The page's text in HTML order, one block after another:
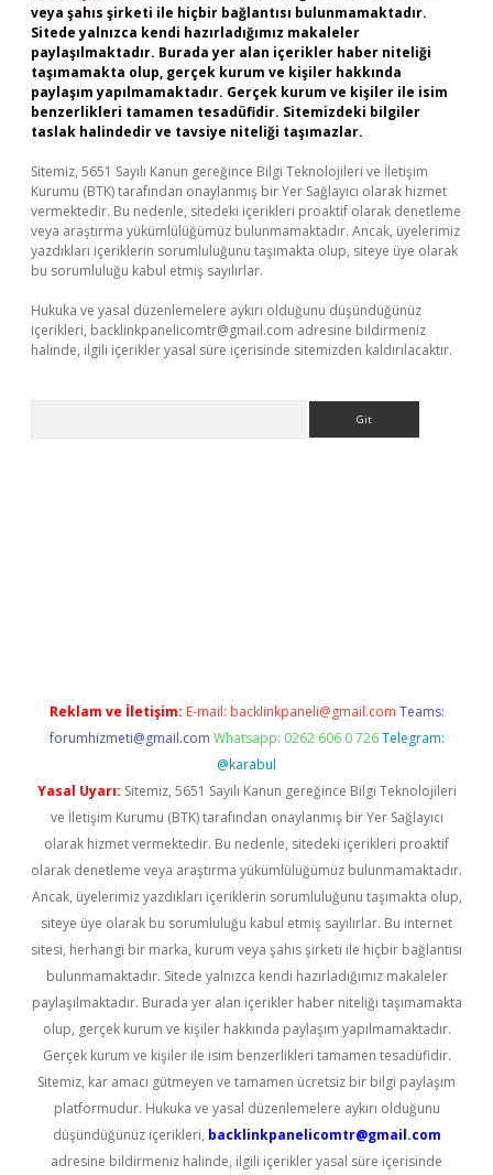
veya şahıs şirketi ile hiçbir bağlantısı bulunmamaktadır.
Sitede yalnızca kendi hazırladığımız makaleler
paylaşılmaktadır. Burada yer alan içerikler haber niteliği
taşımamakta olup, gerçek kurum ve kişiler hakkında
paylaşım yapılmamaktadır. Gerçek kurum ve kişiler ile isim
benzerlikleri tamamen tesadüfidir. Sitemizdeki bilgiler
taslak halindedir ve tavsiye niteliği taşımazlar.
Sitemiz, 5651 Sayılı Kanun gereğince Bilgi Teknolojileri ve İletişim
Kurumu (BTK) tarafından onaylanmış bir Yer Sağlayıcı olarak hizmet
vermektedir. Bu nedenle, sitedeki içerikleri proaktif olarak denetleme
veya araştırma yükümlülüğümüz bulunmamaktadır. Ancak, üyelerimiz
yazdıkları içeriklerin sorumluluğunu taşımakta olup, siteye üye olarak
bu sorumluluğu kabul etmiş sayılırlar.
Hukuka ve yasal düzenlemelere aykırı olduğunu düşündüğünüz
içerikleri, backlinkpanelicomtr@gmail.com adresine bildirmeniz
halinde, ilgili içerikler yasal süre içerisinde sitemizden kaldırılacaktır.
Reklam ve İletişim: E-mail: backlinkpaneli@gmail.com Teams:
forumhizmeti@gmail.com Whatsapp: 0262 606 0 726 Telegram:
@karabul
Yasal Uyarı: Sitemiz, 5651 Sayılı Kanun gereğince Bilgi Teknolojileri
ve İletişim Kurumu (BTK) tarafından onaylanmış bir Yer Sağlayıcı
olarak hizmet vermektedir. Bu nedenle, sitedeki içerikleri proaktif
olarak denetleme veya araştırma yükümlülüğümüz bulunmamaktadır.
Ancak, üyelerimiz yazdıkları içeriklerin sorumluluğunu taşımakta olup,
siteye üye olarak bu sorumluluğu kabul etmiş sayılırlar. Bu internet
sitesi, herhangi bir marka, kurum veya şahıs şirketi ile hiçbir bağlantısı
bulunmamaktadır. Sitede yalnızca kendi hazırladığımız makaleler
paylaşılmaktadır. Burada yer alan içerikler haber niteliği taşımamakta
olup, gerçek kurum ve kişiler hakkında paylaşım yapılmamaktadır.
Gerçek kurum ve kişiler ile isim benzerlikleri tamamen tesadüfidir.
Sitemiz, kar amacı gütmeyen ve tamamen ücretsiz bir bilgi paylaşım
platformudur. Hukuka ve yasal düzenlemelere aykırı olduğunu
düşündüğünüz içerikleri, backlinkpanelicomtr@gmail.com
adresine bildirmeniz halinde, ilgili içerikler yasal süre içerisinde